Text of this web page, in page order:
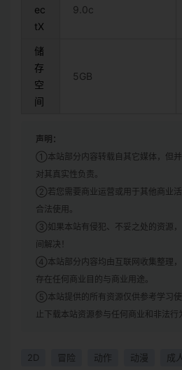
ec
tX
9.0c
储
存
空
间
5GB
声明：
①本站部分内容转载自其它媒体，但
对其真实性负责。
②若您需要商业运营或用于其他商业
合法使用。
③如果本站有侵犯、不妥之处的资源
间解决！
④本站部分内容均由互联网收集整理
存在任何商业目的与商业用途。
⑤本站提供的所有资源仅供参考学习
止下载本站资源参与任何商业和非法
2D 冒险 动作 动漫 成人